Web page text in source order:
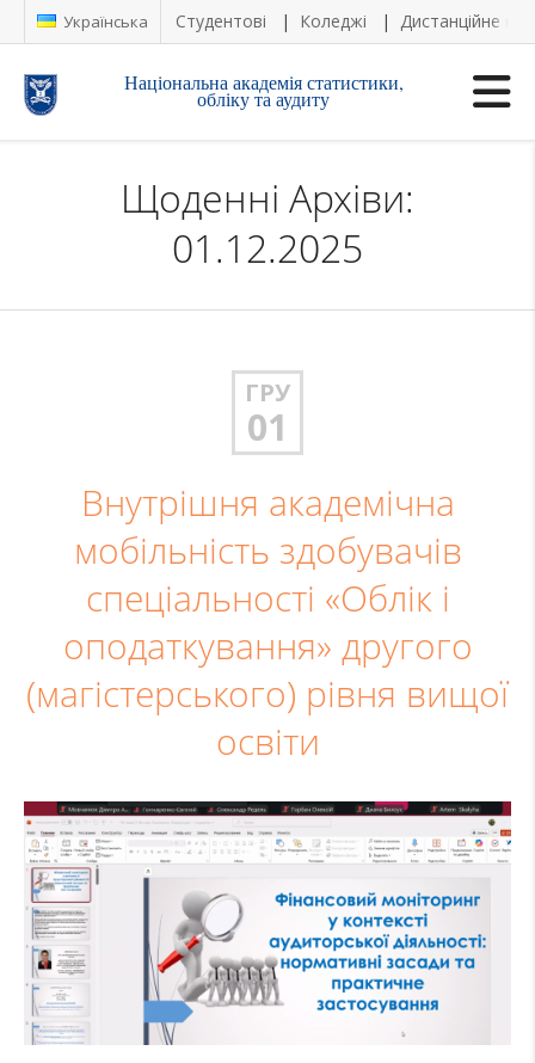
Українська Студентові Коледжі Дистанційне
Національна академія статистики,
обліку та аудиту
Щоденні Архіви:
01.12.2025
ГРУ
01
Внутрішня академічна
мобільність здобувачів
спеціальності «Облік і
оподаткування» другого
(магістерського) рівня вищої
освіти